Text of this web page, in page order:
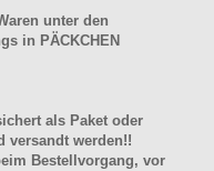
unter den
in PÄCKCHEN
als Paket oder
versandt werden!!
Bestellvorgang, vor